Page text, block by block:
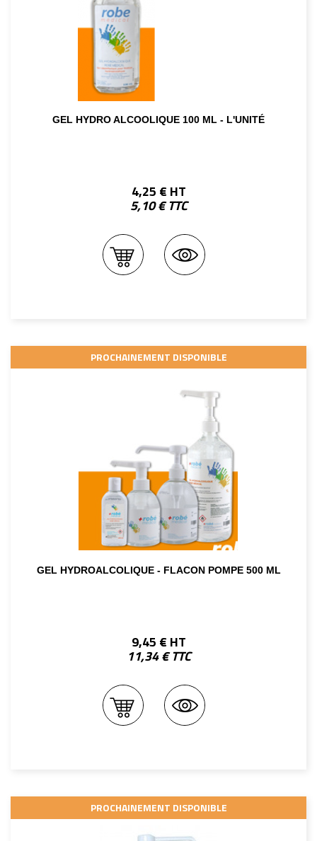
GEL HYDRO ALCOOLIQUE 100 ML - L'UNITÉ
4,25 € HT
5,10 € TTC
PROCHAINEMENT DISPONIBLE
GEL HYDROALCOLIQUE - FLACON POMPE 500 ML
9,45 € HT
11,34 € TTC
PROCHAINEMENT DISPONIBLE